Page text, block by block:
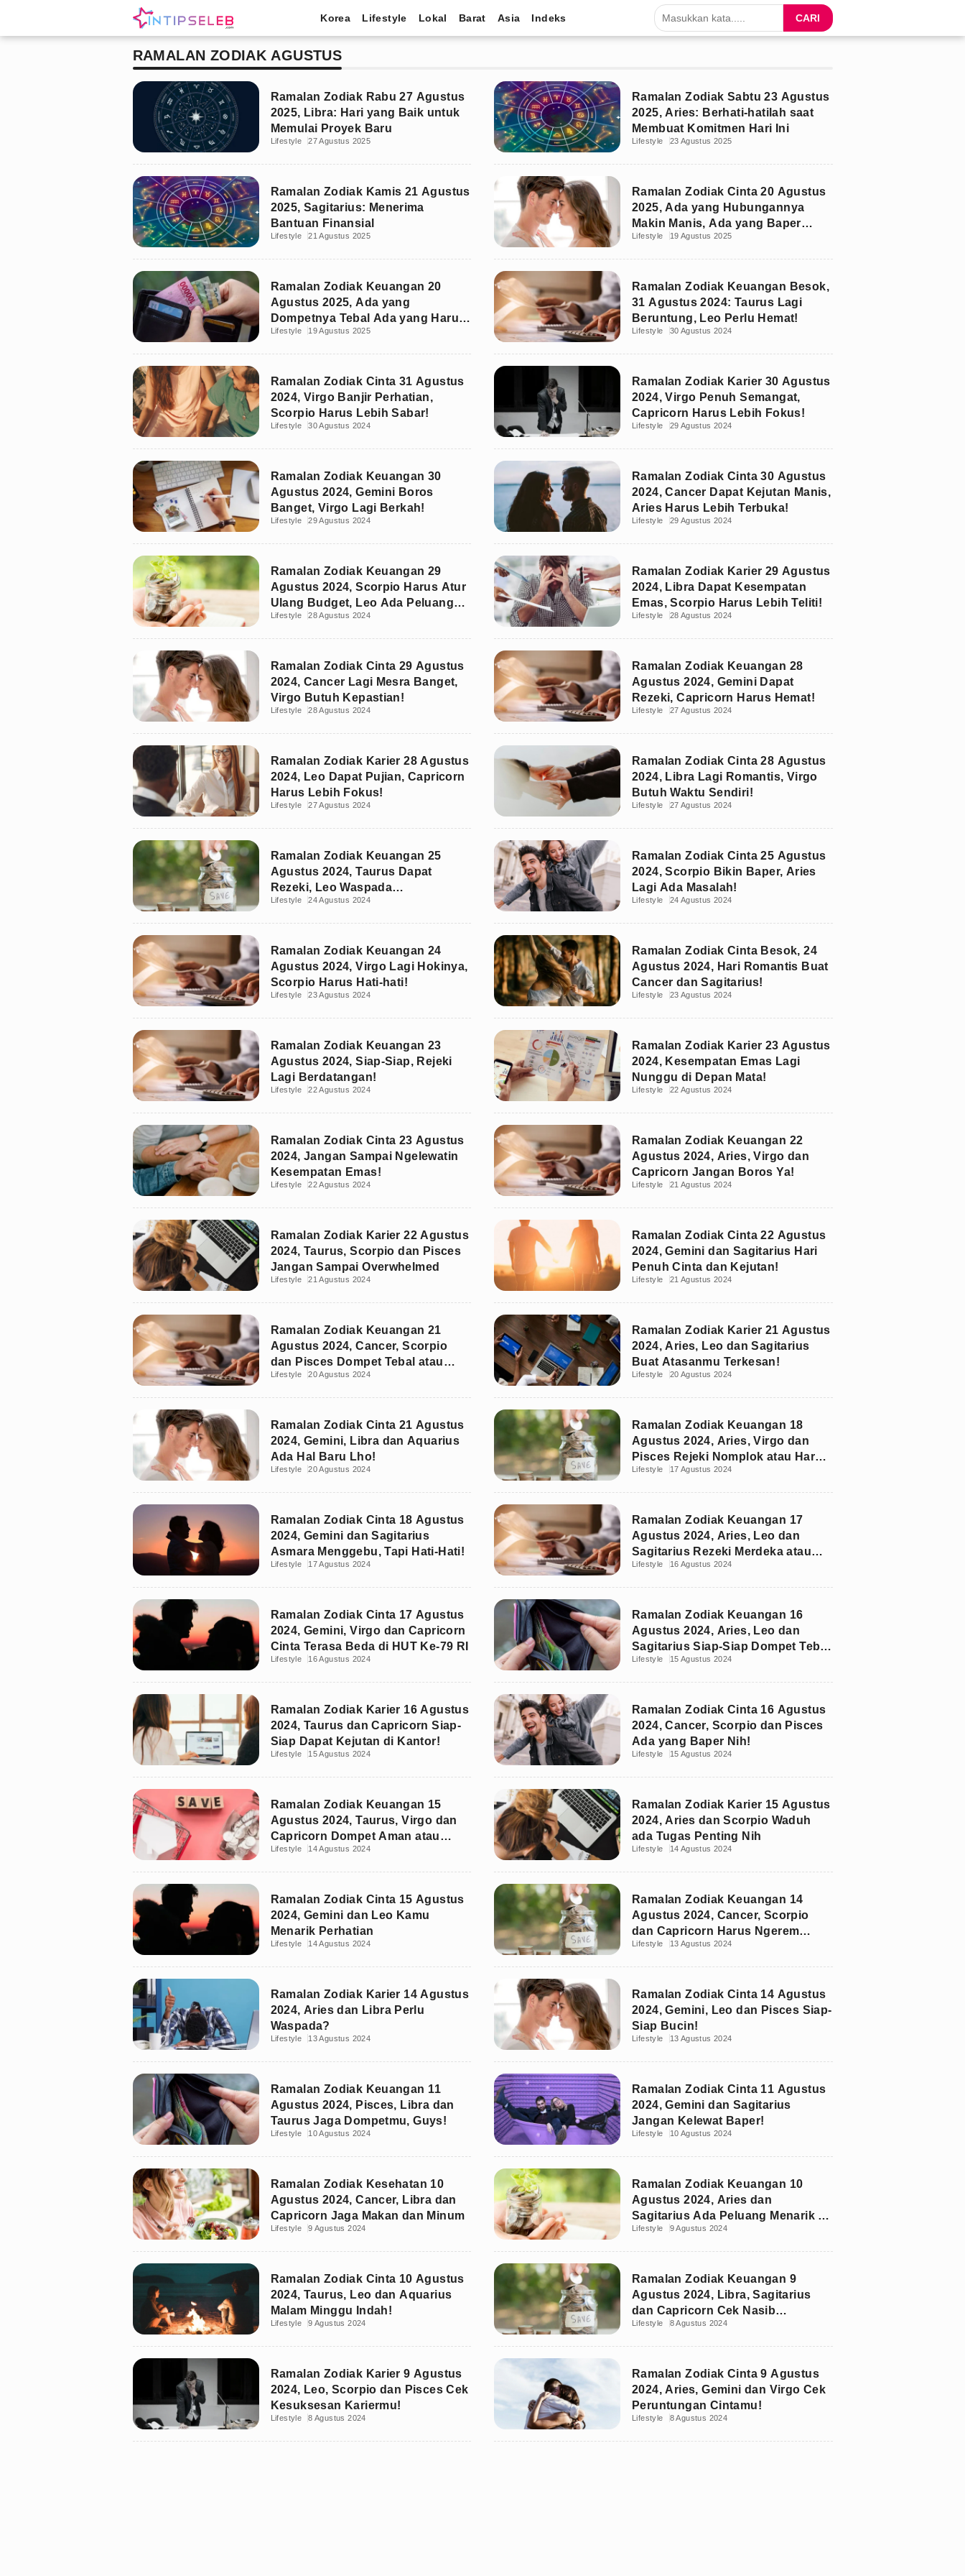
Korea Lifestyle Lokal Barat Asia Indeks CARI
RAMALAN ZODIAK AGUSTUS
Ramalan Zodiak Rabu 27 Agustus
2025, Libra: Hari yang Baik untuk
Memulai Proyek Baru
Lifestyle 27 Agustus 2025
Ramalan Zodiak Sabtu 23 Agustus
2025, Aries: Berhati-hatilah saat
Membuat Komitmen Hari Ini
Lifestyle 23 Agustus 2025
Ramalan Zodiak Kamis 21 Agustus
2025, Sagitarius: Menerima
Bantuan Finansial
Lifestyle 21 Agustus 2025
Ramalan Zodiak Cinta 20 Agustus
2025, Ada yang Hubungannya
Makin Manis, Ada yang Baper
Sendiri
Lifestyle 19 Agustus 2025
Ramalan Zodiak Keuangan 20
Agustus 2025, Ada yang
Dompetnya Tebal Ada yang Harus
Irit
Lifestyle 19 Agustus 2025
Ramalan Zodiak Keuangan Besok,
31 Agustus 2024: Taurus Lagi
Beruntung, Leo Perlu Hemat!
Lifestyle 30 Agustus 2024
Ramalan Zodiak Cinta 31 Agustus
2024, Virgo Banjir Perhatian,
Scorpio Harus Lebih Sabar!
Lifestyle 30 Agustus 2024
Ramalan Zodiak Karier 30 Agustus
2024, Virgo Penuh Semangat,
Capricorn Harus Lebih Fokus!
Lifestyle 29 Agustus 2024
Ramalan Zodiak Keuangan 30
Agustus 2024, Gemini Boros
Banget, Virgo Lagi Berkah!
Lifestyle 29 Agustus 2024
Ramalan Zodiak Cinta 30 Agustus
2024, Cancer Dapat Kejutan Manis,
Aries Harus Lebih Terbuka!
Lifestyle 29 Agustus 2024
Ramalan Zodiak Keuangan 29
Agustus 2024, Scorpio Harus Atur
Ulang Budget, Leo Ada Peluang
Investasi!
Lifestyle 28 Agustus 2024
Ramalan Zodiak Karier 29 Agustus
2024, Libra Dapat Kesempatan
Emas, Scorpio Harus Lebih Teliti!
Lifestyle 28 Agustus 2024
Ramalan Zodiak Cinta 29 Agustus
2024, Cancer Lagi Mesra Banget,
Virgo Butuh Kepastian!
Lifestyle 28 Agustus 2024
Ramalan Zodiak Keuangan 28
Agustus 2024, Gemini Dapat
Rezeki, Capricorn Harus Hemat!
Lifestyle 27 Agustus 2024
Ramalan Zodiak Karier 28 Agustus
2024, Leo Dapat Pujian, Capricorn
Harus Lebih Fokus!
Lifestyle 27 Agustus 2024
Ramalan Zodiak Cinta 28 Agustus
2024, Libra Lagi Romantis, Virgo
Butuh Waktu Sendiri!
Lifestyle 27 Agustus 2024
Ramalan Zodiak Keuangan 25
Agustus 2024, Taurus Dapat
Rezeki, Leo Waspada
Pengeluaran!
Lifestyle 24 Agustus 2024
Ramalan Zodiak Cinta 25 Agustus
2024, Scorpio Bikin Baper, Aries
Lagi Ada Masalah!
Lifestyle 24 Agustus 2024
Ramalan Zodiak Keuangan 24
Agustus 2024, Virgo Lagi Hokinya,
Scorpio Harus Hati-hati!
Lifestyle 23 Agustus 2024
Ramalan Zodiak Cinta Besok, 24
Agustus 2024, Hari Romantis Buat
Cancer dan Sagitarius!
Lifestyle 23 Agustus 2024
Ramalan Zodiak Keuangan 23
Agustus 2024, Siap-Siap, Rejeki
Lagi Berdatangan!
Lifestyle 22 Agustus 2024
Ramalan Zodiak Karier 23 Agustus
2024, Kesempatan Emas Lagi
Nunggu di Depan Mata!
Lifestyle 22 Agustus 2024
Ramalan Zodiak Cinta 23 Agustus
2024, Jangan Sampai Ngelewatin
Kesempatan Emas!
Lifestyle 22 Agustus 2024
Ramalan Zodiak Keuangan 22
Agustus 2024, Aries, Virgo dan
Capricorn Jangan Boros Ya!
Lifestyle 21 Agustus 2024
Ramalan Zodiak Karier 22 Agustus
2024, Taurus, Scorpio dan Pisces
Jangan Sampai Overwhelmed
Lifestyle 21 Agustus 2024
Ramalan Zodiak Cinta 22 Agustus
2024, Gemini dan Sagitarius Hari
Penuh Cinta dan Kejutan!
Lifestyle 21 Agustus 2024
Ramalan Zodiak Keuangan 21
Agustus 2024, Cancer, Scorpio
dan Pisces Dompet Tebal atau
Tipis?
Lifestyle 20 Agustus 2024
Ramalan Zodiak Karier 21 Agustus
2024, Aries, Leo dan Sagitarius
Buat Atasanmu Terkesan!
Lifestyle 20 Agustus 2024
Ramalan Zodiak Cinta 21 Agustus
2024, Gemini, Libra dan Aquarius
Ada Hal Baru Lho!
Lifestyle 20 Agustus 2024
Ramalan Zodiak Keuangan 18
Agustus 2024, Aries, Virgo dan
Pisces Rejeki Nomplok atau Harus
Irit?
Lifestyle 17 Agustus 2024
Ramalan Zodiak Cinta 18 Agustus
2024, Gemini dan Sagitarius
Asmara Menggebu, Tapi Hati-Hati!
Lifestyle 17 Agustus 2024
Ramalan Zodiak Keuangan 17
Agustus 2024, Aries, Leo dan
Sagitarius Rezeki Merdeka atau
Dompet Kosong
Lifestyle 16 Agustus 2024
Ramalan Zodiak Cinta 17 Agustus
2024, Gemini, Virgo dan Capricorn
Cinta Terasa Beda di HUT Ke-79 RI
Lifestyle 16 Agustus 2024
Ramalan Zodiak Keuangan 16
Agustus 2024, Aries, Leo dan
Sagitarius Siap-Siap Dompet Tebal
atau Tipis
Lifestyle 15 Agustus 2024
Ramalan Zodiak Karier 16 Agustus
2024, Taurus dan Capricorn Siap-
Siap Dapat Kejutan di Kantor!
Lifestyle 15 Agustus 2024
Ramalan Zodiak Cinta 16 Agustus
2024, Cancer, Scorpio dan Pisces
Ada yang Baper Nih!
Lifestyle 15 Agustus 2024
Ramalan Zodiak Keuangan 15
Agustus 2024, Taurus, Virgo dan
Capricorn Dompet Aman atau
Tipis Besok?
Lifestyle 14 Agustus 2024
Ramalan Zodiak Karier 15 Agustus
2024, Aries dan Scorpio Waduh
ada Tugas Penting Nih
Lifestyle 14 Agustus 2024
Ramalan Zodiak Cinta 15 Agustus
2024, Gemini dan Leo Kamu
Menarik Perhatian
Lifestyle 14 Agustus 2024
Ramalan Zodiak Keuangan 14
Agustus 2024, Cancer, Scorpio
dan Capricorn Harus Ngerem
Belanja?
Lifestyle 13 Agustus 2024
Ramalan Zodiak Karier 14 Agustus
2024, Aries dan Libra Perlu
Waspada?
Lifestyle 13 Agustus 2024
Ramalan Zodiak Cinta 14 Agustus
2024, Gemini, Leo dan Pisces Siap-
Siap Bucin!
Lifestyle 13 Agustus 2024
Ramalan Zodiak Keuangan 11
Agustus 2024, Pisces, Libra dan
Taurus Jaga Dompetmu, Guys!
Lifestyle 10 Agustus 2024
Ramalan Zodiak Cinta 11 Agustus
2024, Gemini dan Sagitarius
Jangan Kelewat Baper!
Lifestyle 10 Agustus 2024
Ramalan Zodiak Kesehatan 10
Agustus 2024, Cancer, Libra dan
Capricorn Jaga Makan dan Minum
Lifestyle 9 Agustus 2024
Ramalan Zodiak Keuangan 10
Agustus 2024, Aries dan
Sagitarius Ada Peluang Menarik di
Weekend Ini
Lifestyle 9 Agustus 2024
Ramalan Zodiak Cinta 10 Agustus
2024, Taurus, Leo dan Aquarius
Malam Minggu Indah!
Lifestyle 9 Agustus 2024
Ramalan Zodiak Keuangan 9
Agustus 2024, Libra, Sagitarius
dan Capricorn Cek Nasib
Keuanganmu Besok!
Lifestyle 8 Agustus 2024
Ramalan Zodiak Karier 9 Agustus
2024, Leo, Scorpio dan Pisces Cek
Kesuksesan Kariermu!
Lifestyle 8 Agustus 2024
Ramalan Zodiak Cinta 9 Agustus
2024, Aries, Gemini dan Virgo Cek
Peruntungan Cintamu!
Lifestyle 8 Agustus 2024